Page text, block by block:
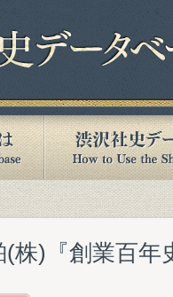
株)『創業百年